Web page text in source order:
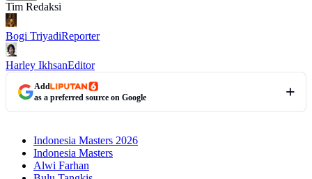
Tim Redaksi
Bogi TriyadiReporter
Harley IkhsanEditor
Add
as a preferred source on Google
Indonesia Masters 2026
Indonesia Masters
Alwi Farhan